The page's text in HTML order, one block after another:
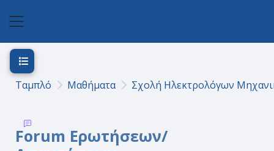
Ταμπλό Μαθήματα Σχολή Ηλεκτρολόγων
Forum Ερωτήσεων/
Άνοιγμα ευρετηρίου μαθήματος